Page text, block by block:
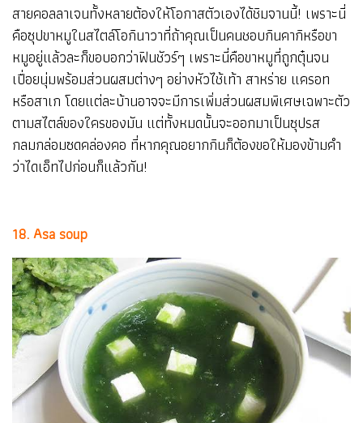
สายคอลลาเจนทั้งหลายต้องให้โอกาสตัวเองได้ชิมจานนี้! เพราะนี่
คือซุปขาหมูในสไตล์โอกินาวาที่ถ้าคุณเป็นคนชอบกินคากิหรือขา
หมูอยู่แล้วละก็ขอบอกว่าฟินชัวร์ๆ เพราะนี่คือขาหมูที่ถูกตุ๋นจน
เปื่อยนุ่มพร้อมส่วนผสมต่างๆ อย่างหัวไช้เท้า สาหร่าย แครอท
หรือสาเก โดยแต่ละบ้านอาจจะมีการเพิ่มส่วนผสมพิเศษเฉพาะตัว
ตามสไตล์ของใครของมัน แต่ทั้งหมดนั้นจะออกมาเป็นซุปรส
กลมกล่อมซดคล่องคอ ที่หากคุณอยากกินก็ต้องขอให้มองข้ามคำ
ว่าไดเอ็ทไปก่อนก็แล้วกัน!
18. Asa soup